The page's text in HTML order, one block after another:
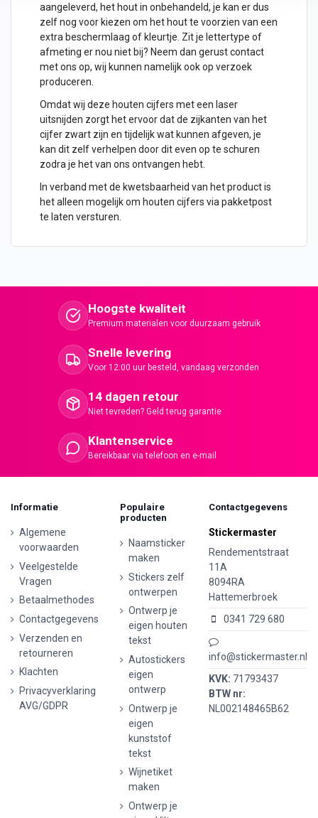
aangeleverd, het hout in onbehandeld, je kan er dus
zelf nog voor kiezen om het hout te voorzien van een
extra beschermlaag of kleurtje. Zit je lettertype of
afmeting er nou niet bij? Neem dan gerust contact
met ons op, wij kunnen namelijk ook op verzoek
produceren.
Omdat wij deze houten cijfers met een laser
uitsnijden zorgt het ervoor dat de zijkanten van het
cijfer zwart zijn en tijdelijk wat kunnen afgeven, je
kan dit zelf verhelpen door dit even op te schuren
zodra je het van ons ontvangen hebt.
In verband met de kwetsbaarheid van het product is
het alleen mogelijk om houten cijfers via pakketpost
te laten versturen.
Hoogste kwaliteit
Premium materialen voor duurzaam gebruik
Snelle levering
Voor 12:00 uur besteld, vandaag verzonden
14 dagen retour
Niet tevreden? Geld terug garantie
Klantenservice
Bereikbaar via telefoon en e-mail
Informatie
Algemene
voorwaarden
Veelgestelde
Vragen
Betaalmethodes
Contactgegevens
Verzenden en
retourneren
Klachten
Privacyverklaring
AVG/GDPR
Populaire
producten
Naamsticker
maken
Stickers zelf
ontwerpen
Ontwerp je
eigen houten
tekst
Autostickers
eigen
ontwerp
Ontwerp je
eigen
kunststof
tekst
Wijnetiket
maken
Ontwerp je
Contactgegevens
Stickermaster
Rendementstraat
11A
8094RA
Hattemerbroek
0341 729 680
info@stickermaster.nl
KVK: 71793437
BTW nr:
NL002148465B62